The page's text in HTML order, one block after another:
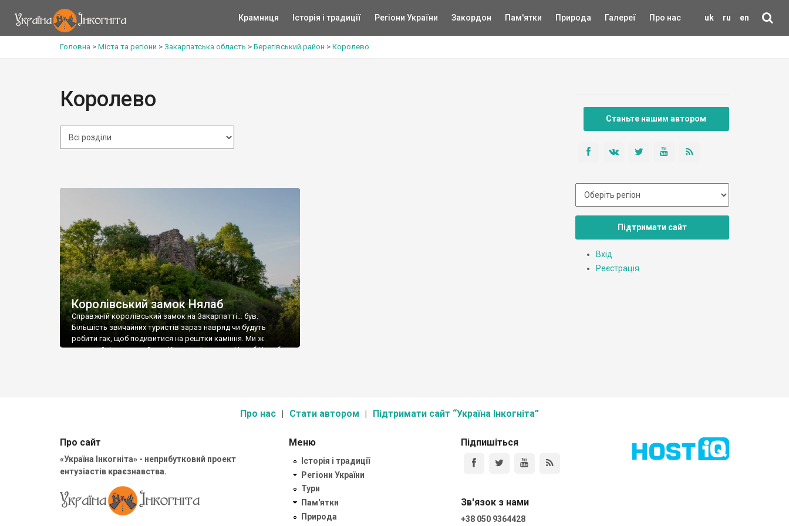
uk ru en
Крамниця Історія і традиції Регіони України Закордон Пам'ятки Природа Галереї Про нас
Головна > Міста та регіони > Закарпатська область > Берегівський район > Королево
Королево
Королівський замок Нялаб
Справжній королівський замок на Закарпатті… був.
Більшість звичайних туристів зараз навряд чи будуть
робити гак, щоб подивитися на рештки каміння. Ми ж
незвичайні, а тому гайда в Королевj в замок Нялаб Нелаб
Станьте нашим автором
Підтримати сайт
Вхід
Реєстрація
Про нас Стати автором Підтримати сайт “Україна Інкогніта”
Про сайт
«Україна Інкогніта» - неприбутковий проект
ентузіастів краєзнавства.
Меню
Історія і традиції
Регіони України
Тури
Пам'ятки
Природа
Підпишіться
Зв'язок з нами
+38 050 9364428